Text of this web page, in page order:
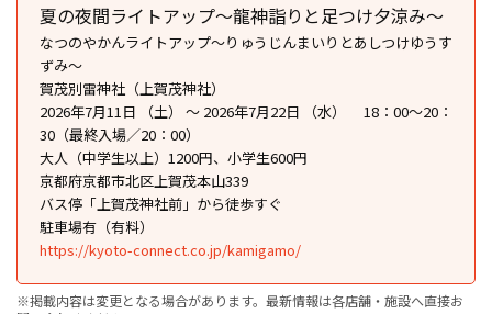
夏の夜間ライトアップ～龍神詣りと足つけ夕涼み～
なつのやかんライトアップ〜りゅうじんまいりとあしつけゆうす
ずみ〜
賀茂別雷神社（上賀茂神社）
2026年7月11日 （土） ～ 2026年7月22日 （水） 18：00～20：
30（最終入場／20：00）
大人（中学生以上）1200円、小学生600円
京都府京都市北区上賀茂本山339
バス停「上賀茂神社前」から徒歩すぐ
駐車場有（有料）
https://kyoto-connect.co.jp/kamigamo/
※掲載内容は変更となる場合があります。最新情報は各店舗・施設へ直接お